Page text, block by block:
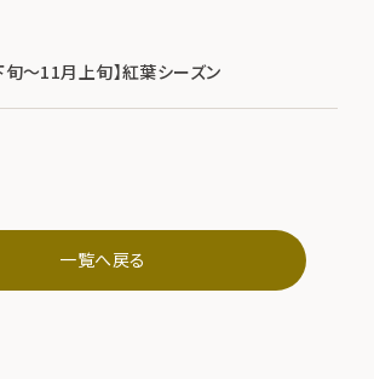
旬～11月上旬】紅葉シーズン
一覧へ戻る